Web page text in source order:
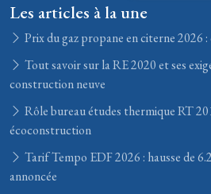
Les articles à la une
Prix du gaz propane en citerne 2026
Tout savoir sur la RE 2020 et ses
construction neuve
Rôle bureau études thermique RT
écoconstruction
Tarif Tempo EDF 2026 : hausse de
annoncée